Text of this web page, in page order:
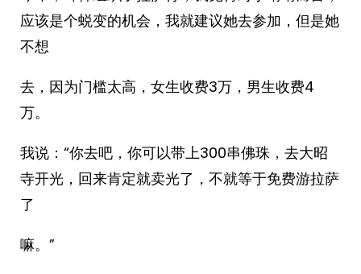
应该是个蜕变的机会，我就建议她去参加，但是她
不想
去，因为门槛太高，女生收费3万，男生收费4
万。
我说：“你去吧，你可以带上300串佛珠，去大昭
寺开光，回来肯定就卖光了，不就等于免费游拉萨
了
嘛。”